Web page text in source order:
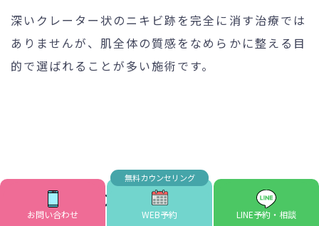
お問い合わせ WEB予約 LINE予約・相談
深いクレーター状のニキビ跡を完全に消す治療では
ありませんが、肌全体の質感をなめらかに整える目
的で選ばれることが多い施術です。
小じわ・肌のキメ改善